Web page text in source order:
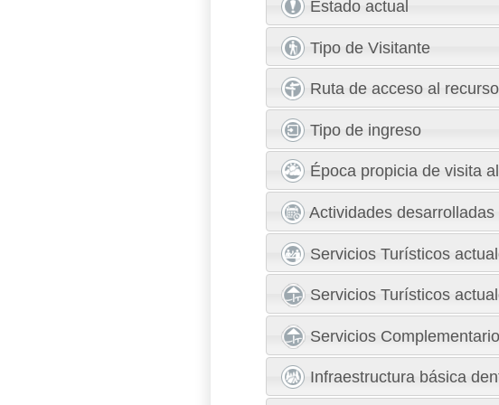
Estado actual
Tipo de Visitante
Ruta de acceso al recurso
Tipo de ingreso
Época propicia de visita
Actividades
Servicios Turísticos
Servicios Turísticos
Servicios
Infraestructura básica